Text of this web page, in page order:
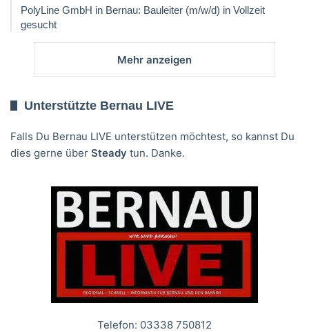
PolyLine GmbH in Bernau: Bauleiter (m/w/d) in Vollzeit
gesucht
Mehr anzeigen
Unterstützte Bernau LIVE
Falls Du Bernau LIVE unterstützen möchtest, so kannst Du
dies gerne über Steady tun. Danke.
Telefon: 03338 750812